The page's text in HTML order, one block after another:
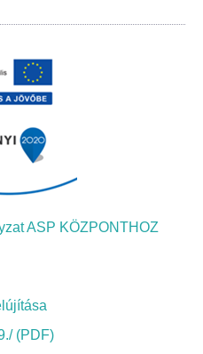
ASP KÖZPONTHOZ
(PDF)